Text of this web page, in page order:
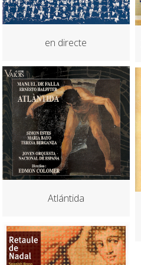
en directe
Atlántida